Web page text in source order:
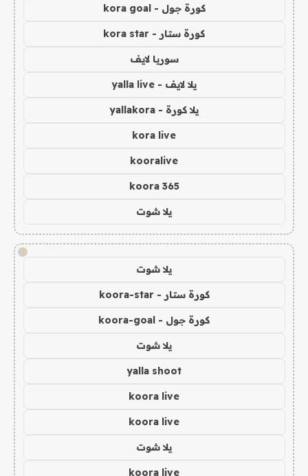
كورة جول - kora goal
كورة ستار - kora star
سوريا لايف
يلا لايف - yalla live
يلا كورة - yallakora
kora live
kooralive
koora 365
يلا شوت
!
يلا شوت
كورة ستار - koora-star
كورة جول - koora-goal
يلا شوت
yalla shoot
koora live
koora live
يلا شوت
koora live